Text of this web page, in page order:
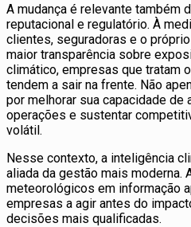
A mudança é relevante também
reputacional e regulatório. À
clientes, seguradoras e o
maior transparência sobre
climático, empresas que tratam
tendem a sair na frente. Não
por melhorar sua capacidade de
operações e sustentar
volátil.
Nesse contexto, a inteligência
aliada da gestão mais moderna.
meteorológicos em informação
empresas a agir antes do
decisões mais qualificadas.